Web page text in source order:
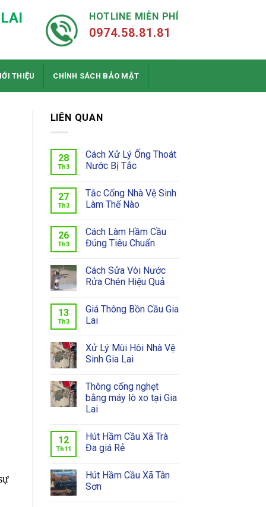
HOTLINE MIỄN PHÍ
0974.58.81.81
THIỆU CHÍNH SÁCH BẢO MẬT
LIÊN QUAN
28
Th3
Cách Xử Lý Ống Thoát
Nước Bị Tắc
27
Th3
Tắc Cống Nhà Vệ Sinh
Làm Thế Nào
26
Th3
Cách Làm Hầm Cầu
Đúng Tiêu Chuẩn
Cách Sửa Vòi Nước
Rửa Chén Hiệu Quả
13
Th3
Giá Thông Bồn Cầu Gia
Lai
Xử Lý Mùi Hôi Nhà Vệ
Sinh Gia Lai
Thông cống nghẹt
bằng máy lò xo tại Gia
Lai
12
Th11
Hút Hầm Cầu Xã Trà
Đa giá Rẻ
Hút Hầm Cầu Xã Tân
Sơn